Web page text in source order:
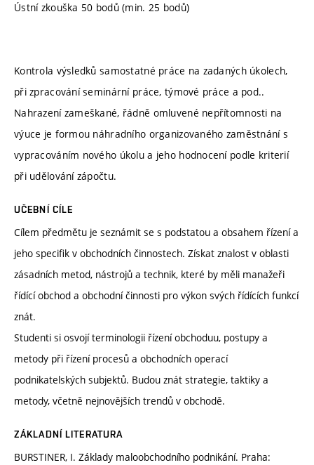
Ústní zkouška 50 bodů (min. 25 bodů)
Kontrola výsledků samostatné práce na zadaných úkolech,
při zpracování seminární práce, týmové práce a pod..
Nahrazení zameškané, řádně omluvené nepřítomnosti na
výuce je formou náhradního organizovaného zaměstnání s
vypracováním nového úkolu a jeho hodnocení podle kriterií
při udělování zápočtu.
UČEBNÍ CÍLE
Cílem předmětu je seznámit se s podstatou a obsahem řízení a
jeho specifik v obchodních činnostech. Získat znalost v oblasti
zásadních metod, nástrojů a technik, které by měli manažeři
řídící obchod a obchodní činnosti pro výkon svých řídících funkcí
znát.
Studenti si osvojí terminologii řízení obchoduu, postupy a
metody při řízení procesů a obchodních operací
podnikatelských subjektů. Budou znát strategie, taktiky a
metody, včetně nejnovějších trendů v obchodě.
ZÁKLADNÍ LITERATURA
BURSTINER, I. Základy maloobchodního podnikání. Praha: